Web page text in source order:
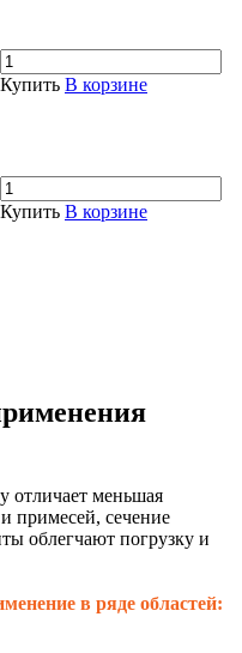
Купить В корзине
Купить В корзине
отличает меньшая
примесей, сечение
облегчают погрузку и
в ряде областей: